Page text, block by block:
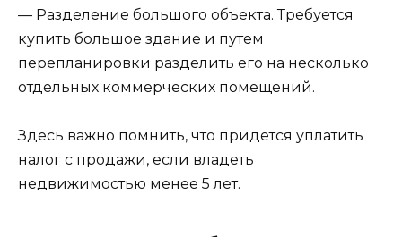
— Разделение большого объекта. Требуется
купить большое здание и путем
перепланировки разделить его на несколько
отдельных коммерческих помещений.
Здесь важно помнить, что придется уплатить
налог с продажи, если владеть
недвижимостью менее 5 лет.